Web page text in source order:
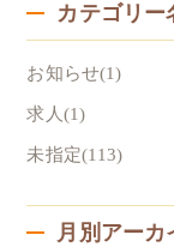
カテゴリー
お知らせ(1)
求人(1)
未指定(113)
月別アーカ